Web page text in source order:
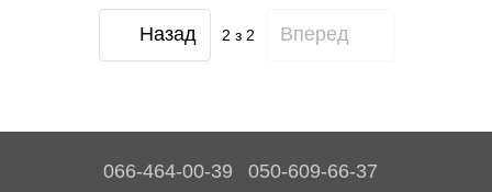
Назад 2 з 2 Вперед
066-464-00-39 050-609-66-37